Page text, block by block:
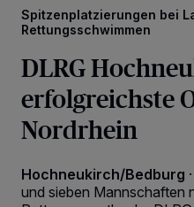
Spitzenplatzierungen bei
Rettungsschwimmen
DLRG
erfolgreichste
Nordrhein
Hochneukirch/Bedburg ·
und sieben Mannschaften
Wir und unsere 218-Partner speichern
Partner verarbeiten Daten, um Ihnen
Zwecke. Wenn Tracker deaktiviert
möglicherweise nicht mehr so relevant